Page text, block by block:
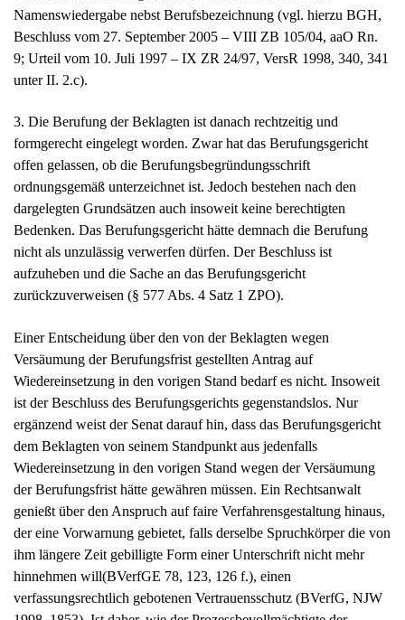
Beschluss vom 27. September 2005 – VIII ZB 105/04, aaO Rn.
9; Urteil vom 10. Juli 1997 – IX ZR 24/97, VersR 1998, 340, 341
unter II. 2.c).
formgerecht eingelegt worden. Zwar hat das Berufungsgericht
offen gelassen, ob die Berufungsbegründungsschrift
ordnungsgemäß unterzeichnet ist. Jedoch bestehen nach den
dargelegten Grundsätzen auch insoweit keine berechtigten
Bedenken. Das Berufungsgericht hätte demnach die Berufung
nicht als unzulässig verwerfen dürfen. Der Beschluss ist
aufzuheben und die Sache an das Berufungsgericht
zurückzuverweisen (§ 577 Abs. 4 Satz 1 ZPO).
Versäumung der Berufungsfrist gestellten Antrag auf
Wiedereinsetzung in den vorigen Stand bedarf es nicht. Insoweit
ist der Beschluss des Berufungsgerichts gegenstandslos. Nur
ergänzend weist der Senat darauf hin, dass das Berufungsgericht
dem Beklagten von seinem Standpunkt aus jedenfalls
Wiedereinsetzung in den vorigen Stand wegen der Versäumung
der Berufungsfrist hätte gewähren müssen. Ein Rechtsanwalt
genießt über den Anspruch auf faire Verfahrensgestaltung hinaus,
der eine Vorwarnung gebietet, falls derselbe Spruchkörper die von
ihm längere Zeit gebilligte Form einer Unterschrift nicht mehr
hinnehmen will(BVerfGE 78, 123, 126 f.), einen
verfassungsrechtlich gebotenen Vertrauensschutz (BVerfG, NJW
1998, 1853). Ist daher, wie der Prozessbevollmächtigte der